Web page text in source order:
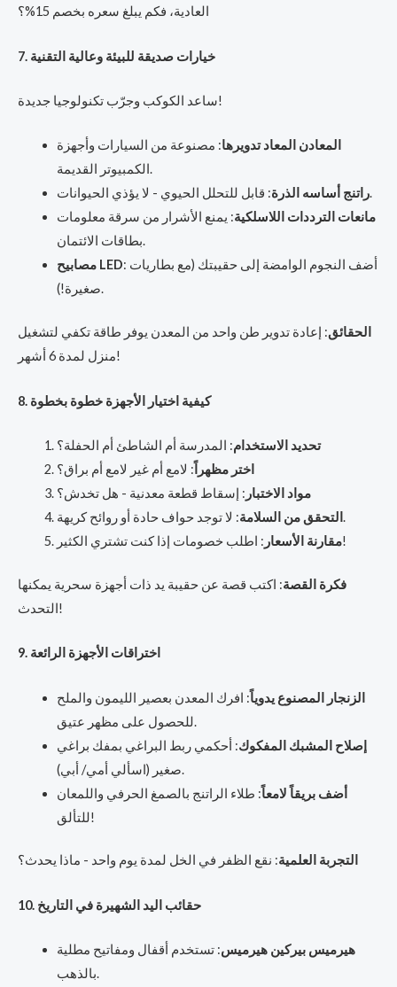
العادية، فكم يبلغ سعره بخصم 15%؟
7. خيارات صديقة للبيئة وعالية التقنية
ساعد الكوكب وجرّب تكنولوجيا جديدة!
المعادن المعاد تدويرها: مصنوعة من السيارات وأجهزة
الكمبيوتر القديمة.
راتنج أساسه الذرة: قابل للتحلل الحيوي - لا يؤذي الحيوانات.
مانعات الترددات اللاسلكية: يمنع الأشرار من سرقة معلومات
بطاقات الائتمان.
مصابيح LED: أضف النجوم الوامضة إلى حقيبتك (مع بطاريات
صغيرة!).
الحقائق: إعادة تدوير طن واحد من المعدن يوفر طاقة تكفي لتشغيل
منزل لمدة 6 أشهر!
8. كيفية اختيار الأجهزة خطوة بخطوة
تحديد الاستخدام: المدرسة أم الشاطئ أم الحفلة؟
اختر مظهراً : لامع أم غير لامع أم براق؟
مواد الاختبار : إسقاط قطعة معدنية - هل تخدش؟
التحقق من السلامة : لا توجد حواف حادة أو روائح كريهة.
مقارنة الأسعار: اطلب خصومات إذا كنت تشتري الكثير!
فكرة القصة: اكتب قصة عن حقيبة يد ذات أجهزة سحرية يمكنها
التحدث!
9. اختراقات الأجهزة الرائعة
الزنجار المصنوع يدوياً: افرك المعدن بعصير الليمون والملح
للحصول على مظهر عتيق.
إصلاح المشبك المفكوك: أحكمي ربط البراغي بمفك براغي
صغير (اسألي أمي/ أبي).
أضف بريقاً لامعاً: طلاء الراتنج بالصمغ الحرفي واللمعان
للتألق!
التجربة العلمية: نقع الظفر في الخل لمدة يوم واحد - ماذا يحدث؟
10. حقائب اليد الشهيرة في التاريخ
هيرميس بيركين هيرميس: تستخدم أقفال ومفاتيح مطلية
بالذهب.